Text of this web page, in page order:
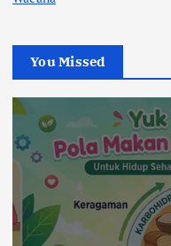
You Missed